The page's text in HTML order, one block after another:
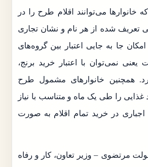
خانوارها می‌توانند اقلام طرح را در
تعریف شده از هر نام و نشان تجاری
جا به جایی اعتبار بین گروه‌های
یعنی نمی‌توان با اعتبار خرید برنج،‌
همچنین خانوارهای مشمول طرح
غذایی را طی یک ماه و متناسب با نیاز
اجباری در خرید تمام اقلام به صورت
مرتضوی – وزیر تعاون، کار و رفاه